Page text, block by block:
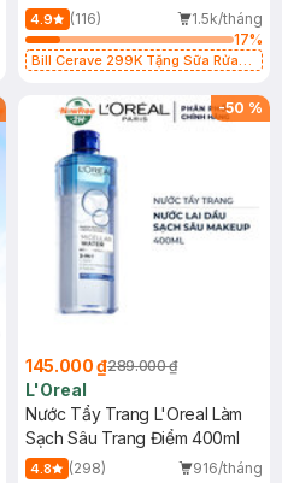
473ml
4.9 (116)
1.5k/tháng
17%
Bill Cerave 299K Tặng Sữa Rửa
-50 %
145.000 ₫289.000 ₫
L'Oreal
Nước Tẩy Trang L'Oreal Làm
Sạch Sâu Trang Điểm 400ml
4.8 (298)
916/tháng